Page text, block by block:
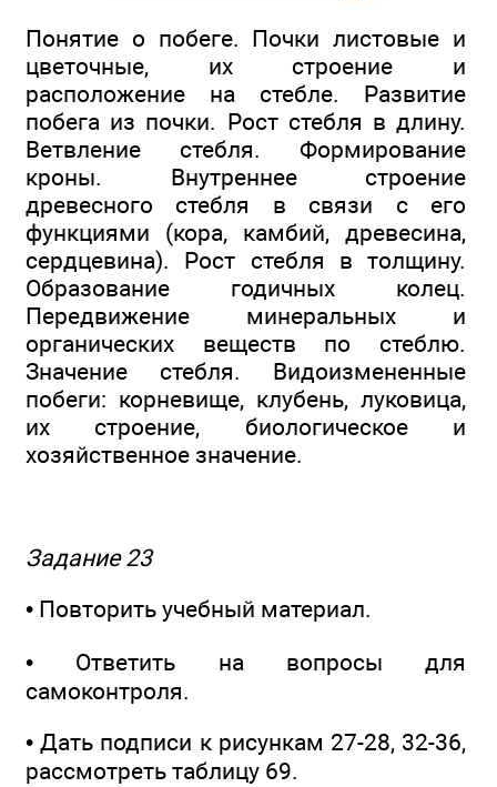
Понятие о побеге. Почки листовые и
цветочные, их строение и
расположение на стебле. Развитие
побега из почки. Рост стебля в длину.
Ветвление стебля. Формирование
кроны. Внутреннее строение
древесного стебля в связи с его
функциями (кора, камбий, древесина,
сердцевина). Рост стебля в толщину.
Образование годичных колец.
Передвижение минеральных и
органических веществ по стеблю.
Значение стебля. Видоизмененные
побеги: корневище, клубень, луковица,
их строение, биологическое и
хозяйственное значение.
Задание 23
• Повторить учебный материал.
• Ответить на вопросы для
самоконтроля.
• Дать подписи к рисункам 27-28, 32-36,
рассмотреть таблицу 69.